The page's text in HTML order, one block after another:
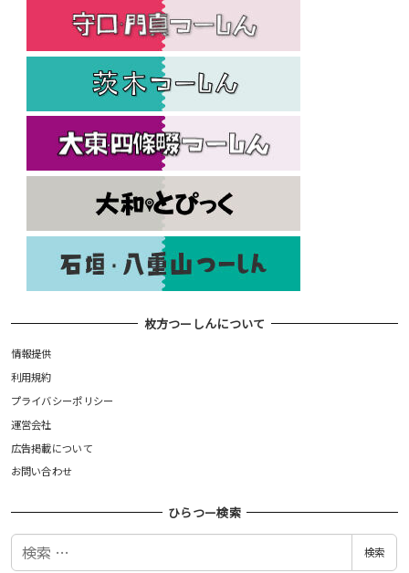
枚方つーしんについて
情報提供
利用規約
プライバシーポリシー
運営会社
広告掲載について
お問い合わせ
ひらつー検索
検
検索